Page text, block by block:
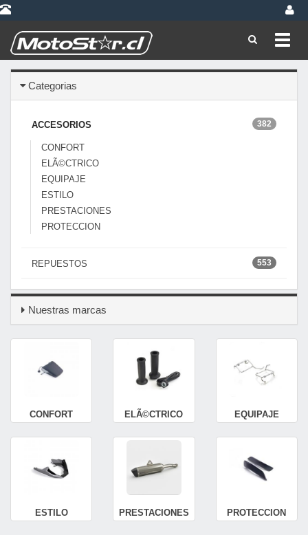
Categorias
382
ACCESORIOS
CONFORT
ELÃ©CTRICO
EQUIPAJE
ESTILO
PRESTACIONES
PROTECCION
553
REPUESTOS
Nuestras marcas
CONFORT ELÃ©CTRICO EQUIPAJE
ESTILO PRESTACIONES PROTECCION